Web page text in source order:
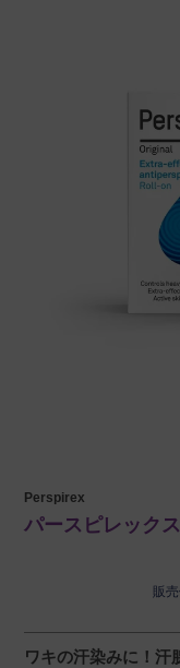
Perspirex
パースピレック
販
ワキの汗染みに！汗